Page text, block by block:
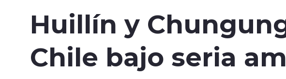
Huillín y
Chile bajo seria